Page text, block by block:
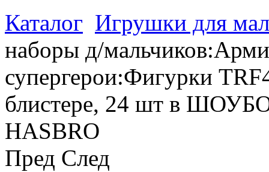
Каталог Игрушки для
наборы д/
супергерои:Фигурки
блистере, 24 шт в
HASBRO
Пред След